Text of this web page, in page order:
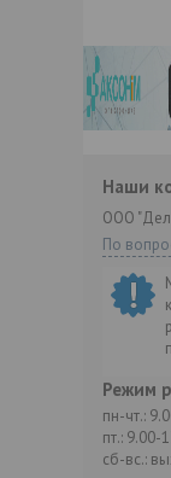
Наши
ООО
По
Режим
пн-чт.:
пт.: 9.00-
сб-вс.: